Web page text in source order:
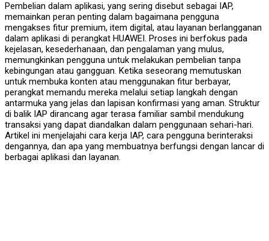
Pembelian dalam aplikasi, yang sering disebut sebagai IAP,
memainkan peran penting dalam bagaimana pengguna
mengakses fitur premium, item digital, atau layanan berlangganan
dalam aplikasi di perangkat HUAWEI. Proses ini berfokus pada
kejelasan, kesederhanaan, dan pengalaman yang mulus,
memungkinkan pengguna untuk melakukan pembelian tanpa
kebingungan atau gangguan. Ketika seseorang memutuskan
untuk membuka konten atau menggunakan fitur berbayar,
perangkat memandu mereka melalui setiap langkah dengan
antarmuka yang jelas dan lapisan konfirmasi yang aman. Struktur
di balik IAP dirancang agar terasa familiar sambil mendukung
transaksi yang dapat diandalkan dalam penggunaan sehari-hari.
Artikel ini menjelajahi cara kerja IAP, cara pengguna berinteraksi
dengannya, dan apa yang membuatnya berfungsi dengan lancar di
berbagai aplikasi dan layanan.